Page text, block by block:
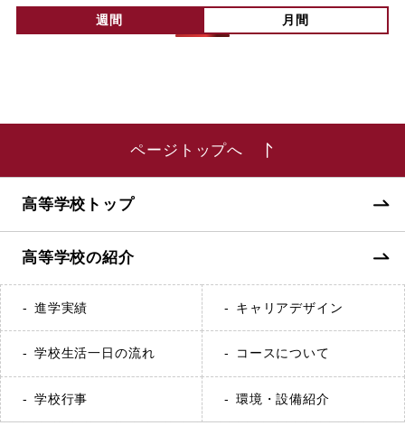
週間 月間
ページトップへ
高等学校トップ
高等学校の紹介
進学実績 キャリアデザイン
学校生活一日の流れ コースについて
学校行事 環境・設備紹介